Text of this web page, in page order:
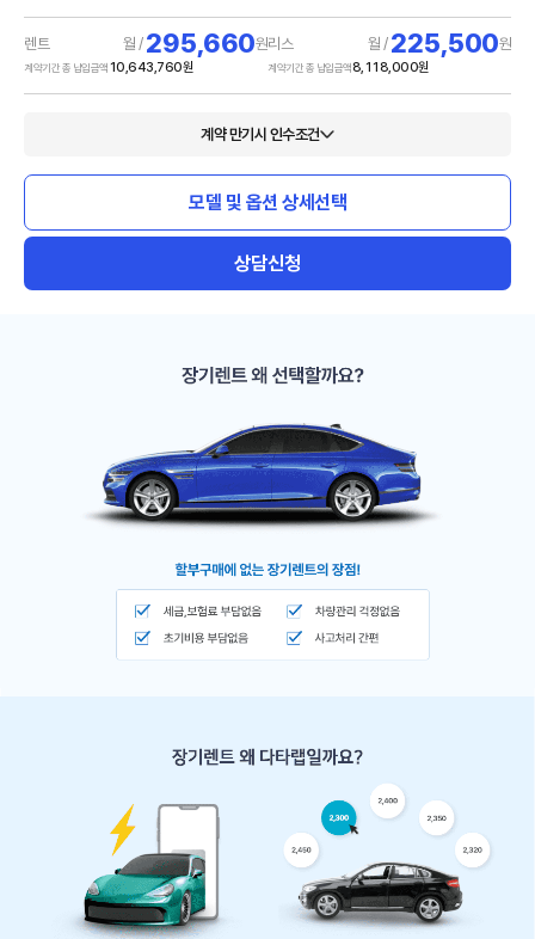
렌트 월 / 295,660원
계약기간 총 납입금액10,643,760원
리스 월 / 225,500원
계약기간 총 납입금액8,118,000원
계약 만기시 인수조건
모델 및 옵션 상세선택
상담신청